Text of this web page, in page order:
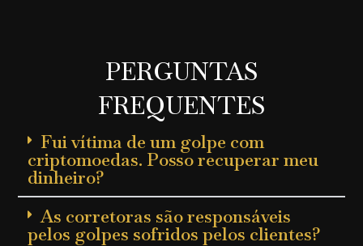
PERGUNTAS
FREQUENTES
Fui vítima de um golpe com
criptomoedas. Posso recuperar meu
dinheiro?
As corretoras são responsáveis
pelos golpes sofridos pelos clientes?